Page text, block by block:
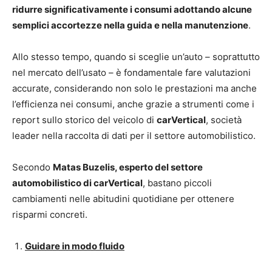
ridurre significativamente i consumi adottando alcune
semplici accortezze nella guida e nella manutenzione.
Allo stesso tempo, quando si sceglie un’auto – soprattutto
nel mercato dell’usato – è fondamentale fare valutazioni
accurate, considerando non solo le prestazioni ma anche
l’efficienza nei consumi, anche grazie a strumenti come i
report sullo storico del veicolo di carVertical, società
leader nella raccolta di dati per il settore automobilistico.
Secondo Matas Buzelis, esperto del settore
automobilistico di carVertical, bastano piccoli
cambiamenti nelle abitudini quotidiane per ottenere
risparmi concreti.
Guidare in modo fluido